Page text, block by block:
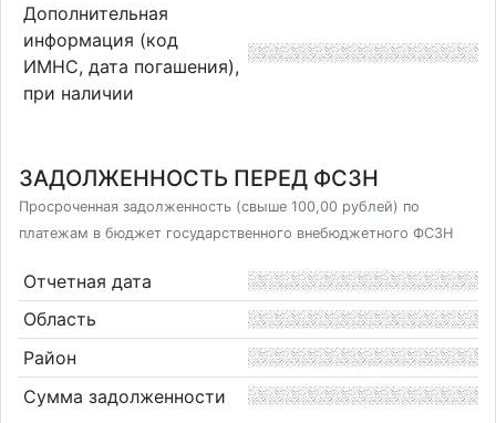
Дополнительная
информация (код
ИМНС, дата погашения),
при наличии
ЗАДОЛЖЕННОСТЬ ПЕРЕД ФСЗН
Просроченная задолженность (свыше 100,00 рублей) по
платежам в бюджет государственного внебюджетного ФСЗН
Отчетная дата
Область
Район
Сумма задолженности